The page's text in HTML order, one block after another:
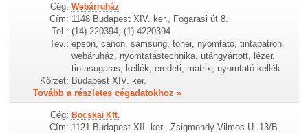
Cég: Webárruház
Cím: 1148 Budapest XIV. ker., Fogarasi út 8.
Tel.: (14) 220394, (1) 4220394
Tev.: epson, canon, samsung, toner, nyomtató, tintapatron,
webáruház, nyomtatástechnika, utángyártott, lézer,
tintasugaras, kellék, eredeti, matrix, nyomtató kellék
Körzet: Budapest XIV. ker.
Tovább a részletes cégadatokhoz »
Cég: Bocskai Kft.
Cím: 1121 Budapest XII. ker., Zsigmondy Vilmos U. 13/B